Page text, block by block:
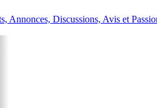
Annonces, Discussions, Avis et